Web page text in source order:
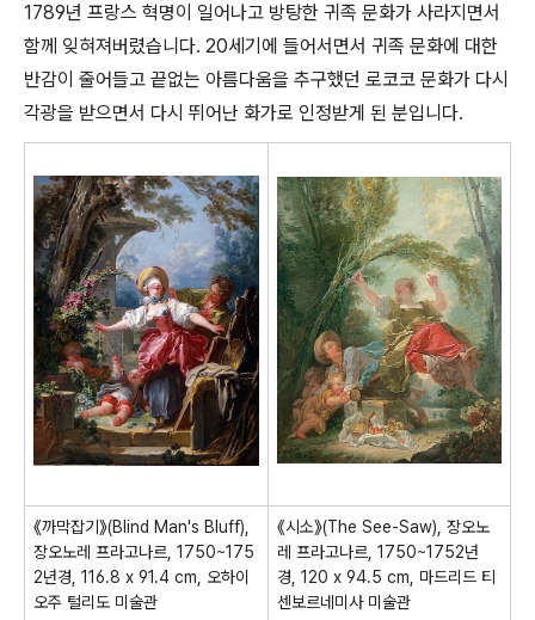
1789년 프랑스 혁명이 일어나고 방탕한 귀족 문화가 사라지면서
함께 잊혀져버렸습니다. 20세기에 들어서면서 귀족 문화에 대한
반감이 줄어들고 끝없는 아름다움을 추구했던 로코코 문화가 다시
각광을 받으면서 다시 뛰어난 화가로 인정받게 된 분입니다.
《까막잡기》(Blind Man's Bluff),
장오노레 프라고나르, 1750~175
2년경, 116.8 x 91.4 cm, 오하이
오주 털리도 미술관
《시소》(The See-Saw), 장오노
레 프라고나르, 1750~1752년
경, 120 x 94.5 cm, 마드리드 티
센보르네미사 미술관